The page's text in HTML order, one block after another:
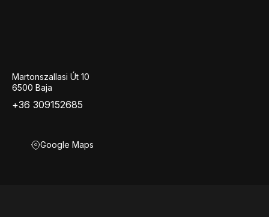
Martonszallasi Út 10
6500 Baja
+36 309152685
Google Maps